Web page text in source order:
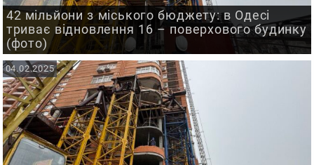
42 мільйони з міського бюджету: в Одесі
триває відновлення 16 – поверхового будинку
(фото)
04.02.2025